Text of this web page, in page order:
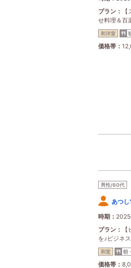
プラン
せ料理＆百
和洋室
価格帯
男性/60代
あつ
時期
プラン
を♪ビジネ
和室 朝
価格帯